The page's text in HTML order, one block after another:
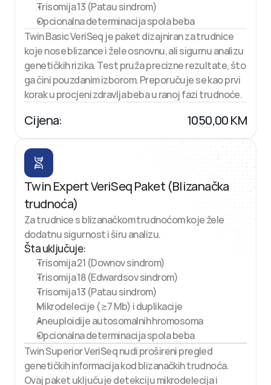
Trisomija 13 (Patau sindrom)
Opcionalna determinacija spola beba
Twin Basic VeriSeq je paket dizajniran za trudnice
koje nose blizance i žele osnovnu, ali sigurnu analizu
genetičkih rizika. Test pruža precizne rezultate, što
ga čini pouzdanim izborom. Preporučuje se kao prvi
korak u procjeni zdravlja beba u ranoj fazi trudnoće.
Cijena: 1050,00 KM
Twin Expert VeriSeq Paket (Blizanačka
trudnoća)
Za trudnice s blizanačkom trudnoćom koje žele
dodatnu sigurnost i širu analizu.
Šta uključuje:
Trisomija 21 (Downov sindrom)
Trisomija 18 (Edwardsov sindrom)
Trisomija 13 (Patau sindrom)
Mikrodelecije (≥7 Mb) i duplikacije
Aneuploidije autosomalnih hromosoma
Opcionalna determinacija spola beba
Twin Superior VeriSeq nudi prošireni pregled
genetičkih informacija kod blizanačkih trudnoća.
Ovaj paket uključuje detekciju mikrodelecija i